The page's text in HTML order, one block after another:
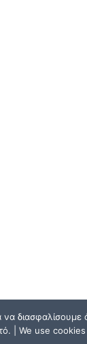
διασφαλίσουμε
| We use